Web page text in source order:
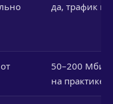
да, трафик
50–200
на практике)